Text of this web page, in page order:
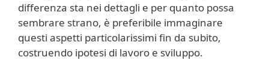
differenza sta nei dettagli e per quanto possa
sembrare strano, è preferibile immaginare
questi aspetti particolarissimi fin da subito,
costruendo ipotesi di lavoro e sviluppo.